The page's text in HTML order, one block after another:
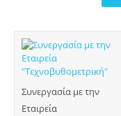
Συνεργασία με την
Εταιρεία